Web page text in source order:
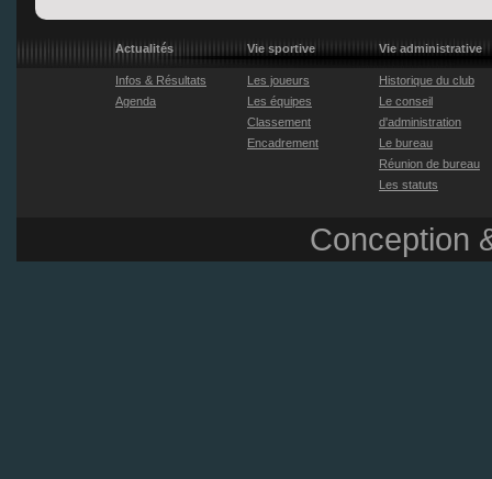
Actualités
Infos & Résultats
Agenda
Vie sportive
Les joueurs
Les équipes
Classement
Encadrement
Vie administrative
Historique du club
Le conseil
d'administration
Le bureau
Réunion de bureau
Les statuts
Conception